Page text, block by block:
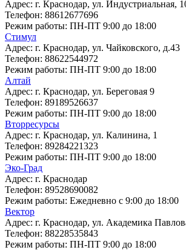
Адрес: г. Краснодар, ул. Индустриальная,
Телефон: 88612677696
Режим работы: ПН-ПТ 9:00 до 18:00
Стимул
Адрес: г. Краснодар, ул. Чайковского, д.43
Телефон: 88622544972
Режим работы: ПН-ПТ 9:00 до 18:00
Алтай
Адрес: г. Краснодар, ул. Береговая 9
Телефон: 89189526637
Режим работы: ПН-ПТ 9:00 до 18:00
Вторресурсы
Адрес: г. Краснодар, ул. Калинина, 1
Телефон: 89284221323
Режим работы: ПН-ПТ 9:00 до 18:00
Эко-Град
Адрес: г. Краснодар
Телефон: 89528690082
Режим работы: Ежедневно с 9:00 до 18:00
Вектор
Адрес: г. Краснодар, ул. Академика
Телефон: 88228535843
Режим работы: ПН-ПТ 9:00 до 18:00